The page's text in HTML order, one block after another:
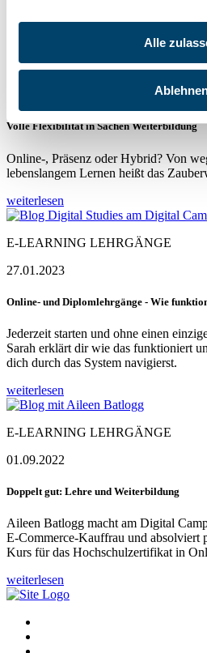
Alle
E-LEARNING LEHRGÄNGE
Volle Flexibilität in Sachen Weiterbildung
Online-, Präsenz oder Hybrid? Von
lebenslangem Lernen heißt das
weiterlesen
E-LEARNING LEHRGÄNGE
27.01.2023
Online- und Diplomlehrgänge - Wie
Jederzeit starten und ohne einen
Sarah erklärt dir wie das funktioniert
dich durch das System navigierst.
weiterlesen
E-LEARNING LEHRGÄNGE
01.09.2022
Doppelt gut: Lehre und Weiterbildung
Aileen Batlogg macht am Digital
E-Commerce-Kauffrau und absolviert
Kurs für das Hochschulzertifikat in
weiterlesen